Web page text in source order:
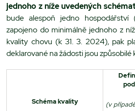
jednoho z níže uvedených
bude alespoň jedno hospodářství
zapojeno do minimálně jednoho z
kvality chovu (k 31. 3. 2024), pak
deklarované na žádosti jsou
Schéma kvality
(v